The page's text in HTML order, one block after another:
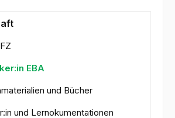
EBA
und Bücher
und Lernokumentationen